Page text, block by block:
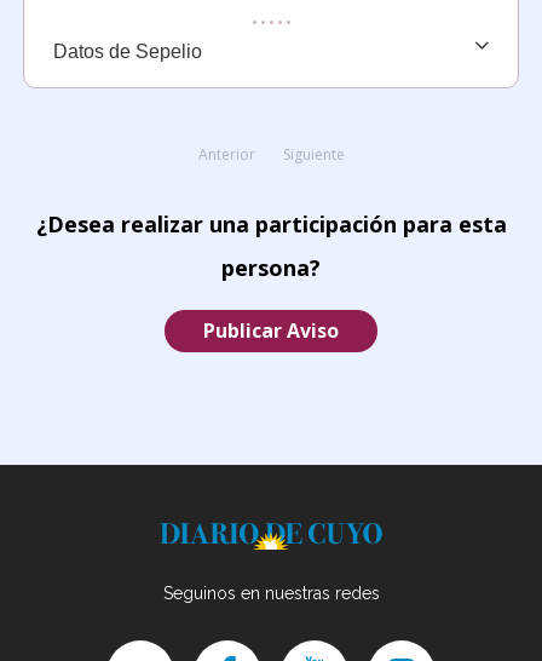
Datos de Sepelio
Anterior Siguiente
¿Desea realizar una participación para esta
persona?
Publicar Aviso
Seguinos en nuestras redes